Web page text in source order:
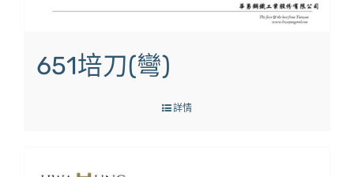
651培刀(彎)
詳情